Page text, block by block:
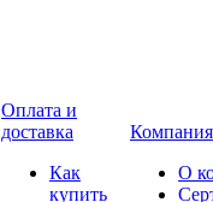
Оплата и
доставка
Как
купить
Компания
О